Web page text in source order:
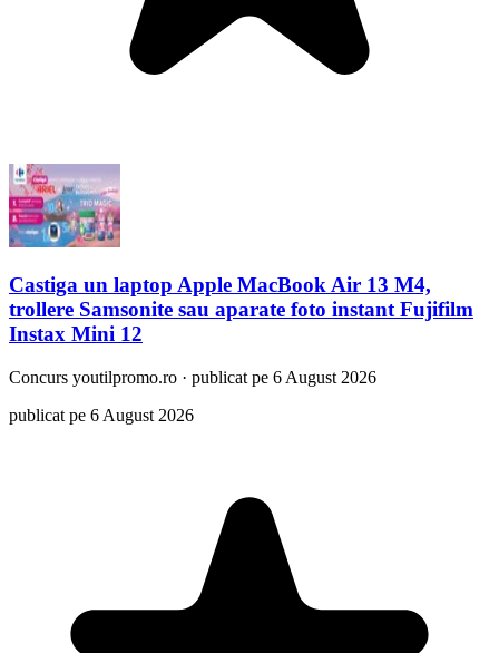
Castiga un laptop Apple MacBook Air 13 M4,
trollere Samsonite sau aparate foto instant Fujifilm
Instax Mini 12
Concurs youtilpromo.ro · publicat pe 6 August 2026
publicat pe 6 August 2026